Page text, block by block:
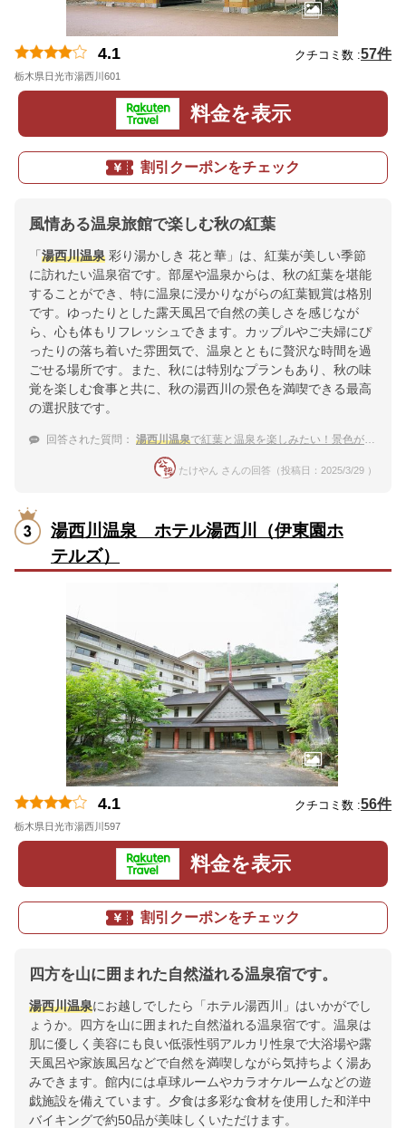
4.1 クチコミ数 :57件
栃木県日光市湯西川601
料金を表示
割引クーポンをチェック
風情ある温泉旅館で楽しむ秋の紅葉
「湯西川温泉 彩り湯かしき 花と華」は、紅葉が美しい季節
に訪れたい温泉宿です。部屋や温泉からは、秋の紅葉を堪能
することができ、特に温泉に浸かりながらの紅葉観賞は格別
です。ゆったりとした露天風呂で自然の美しさを感じなが
ら、心も体もリフレッシュできます。カップルやご夫婦にぴ
ったりの落ち着いた雰囲気で、温泉とともに贅沢な時間を過
ごせる場所です。また、秋には特別なプランもあり、秋の味
覚を楽しむ食事と共に、秋の湯西川の景色を満喫できる最高
の選択肢です。
回答された質問： 湯西川温泉で紅葉と温泉を楽しみたい！景色が綺麗な温泉宿のおすすめは？
たけやん さんの回答（投稿日：2025/3/29 ）
湯西川温泉 ホテル湯西川（伊東園ホ
テルズ）
4.1 クチコミ数 :56件
栃木県日光市湯西川597
料金を表示
割引クーポンをチェック
四方を山に囲まれた自然溢れる温泉宿です。
湯西川温泉にお越しでしたら「ホテル湯西川」はいかがでし
ょうか。四方を山に囲まれた自然溢れる温泉宿です。温泉は
肌に優しく美容にも良い低張性弱アルカリ性泉で大浴場や露
天風呂や家族風呂などで自然を満喫しながら気持ちよく湯あ
みできます。館内には卓球ルームやカラオケルームなどの遊
戯施設を備えています。夕食は多彩な食材を使用した和洋中
バイキングで約50品が美味しくいただけます。